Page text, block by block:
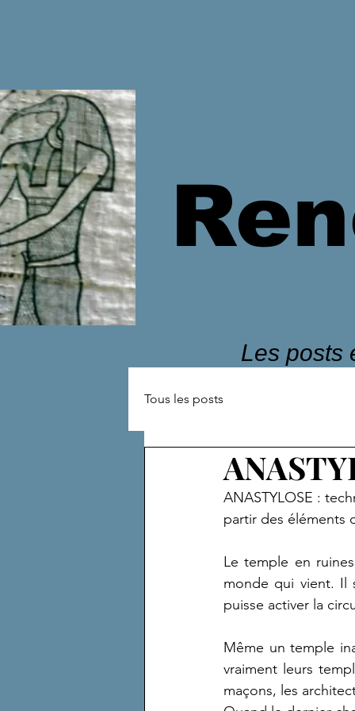
Les posts
Tous les posts
ANASTYLOSE :
partir des éléments
Le temple en
monde qui vient. Il
puisse activer la
Même un temple
vraiment leurs
maçons, les